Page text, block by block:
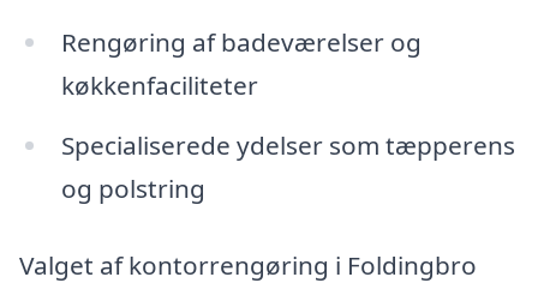
Rengøring af badeværelser og
køkkenfaciliteter
Specialiserede ydelser som tæpperens
og polstring
Valget af kontorrengøring i Foldingbro